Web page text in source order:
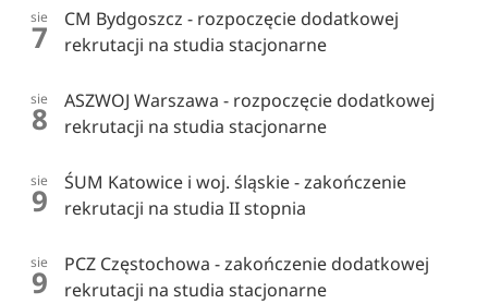
sie
7
CM Bydgoszcz - rozpoczęcie dodatkowej
rekrutacji na studia stacjonarne
sie
8
ASZWOJ Warszawa - rozpoczęcie dodatkowej
rekrutacji na studia stacjonarne
sie
9
ŚUM Katowice i woj. śląskie - zakończenie
rekrutacji na studia II stopnia
sie
9
PCZ Częstochowa - zakończenie dodatkowej
rekrutacji na studia stacjonarne